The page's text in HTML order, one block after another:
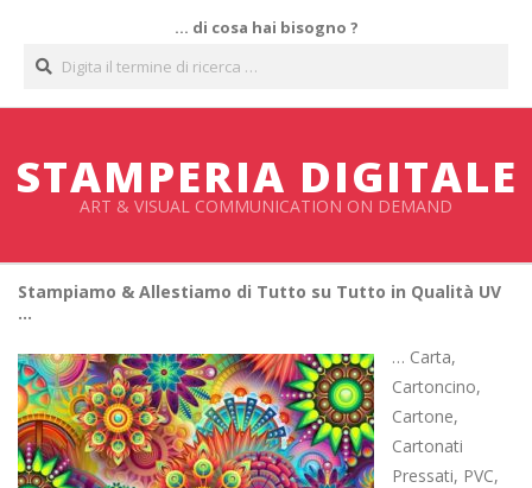
contenuto
… di cosa hai bisogno ?
STAMPERIA DIGITALE
ART & VISUAL COMMUNICATION ON DEMAND
Stampiamo & Allestiamo di Tutto su Tutto in Qualità UV
…
… Carta,
Cartoncino,
Cartone,
Cartonati
Pressati, PVC,